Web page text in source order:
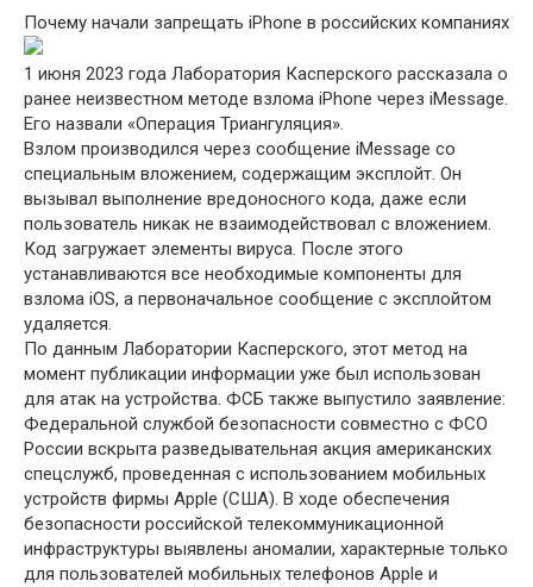
Почему начали запрещать iPhone в российских компаниях
1 июня 2023 года Лаборатория Касперского рассказала о
ранее неизвестном методе взлома iPhone через iMessage.
Его назвали «Операция Триангуляция».
Взлом производился через сообщение iMessage со
специальным вложением, содержащим эксплойт. Он
вызывал выполнение вредоносного кода, даже если
пользователь никак не взаимодействовал с вложением.
Код загружает элементы вируса. После этого
устанавливаются все необходимые компоненты для
взлома iOS, а первоначальное сообщение с эксплойтом
удаляется.
По данным Лаборатории Касперского, этот метод на
момент публикации информации уже был использован
для атак на устройства. ФСБ также выпустило заявление:
Федеральной службой безопасности совместно с ФСО
России вскрыта разведывательная акция американских
спецслужб, проведенная с использованием мобильных
устройств фирмы Apple (США). В ходе обеспечения
безопасности российской телекоммуникационной
инфраструктуры выявлены аномалии, характерные только
для пользователей мобильных телефонов Apple и